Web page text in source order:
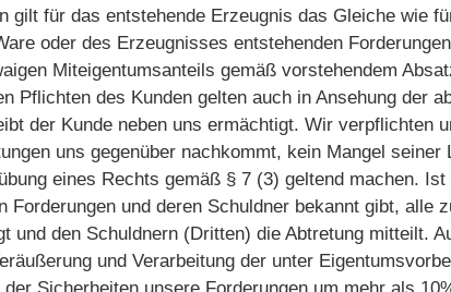
gilt für das entstehende Erzeugnis das Gleiche wie
oder des Erzeugnisses entstehenden
Miteigentumsanteils gemäß vorstehendem
Pflichten des Kunden gelten auch in Ansehung der
der Kunde neben uns ermächtigt. Wir verpflichten
uns gegenüber nachkommt, kein Mangel
eines Rechts gemäß § 7 (3) geltend machen.
Forderungen und deren Schuldner bekannt gibt, alle
und den Schuldnern (Dritten) die Abtretung mitteilt.
und Verarbeitung der unter